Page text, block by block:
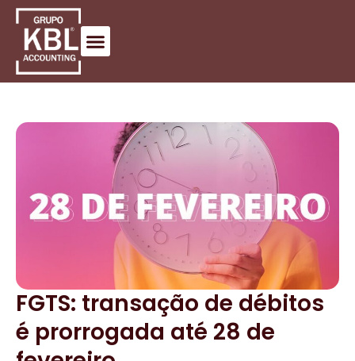
FGTS: transação de débitos
é prorrogada até 28 de